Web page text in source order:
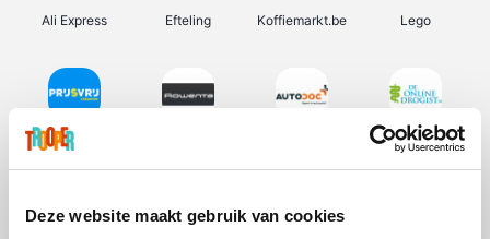
Deze website maakt gebruik van cookies
Ali Express Efteling Koffiemarkt.be Lego
Prijsvrij De Online Drogist